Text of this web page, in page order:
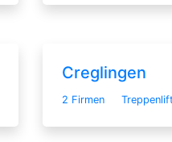
Creglingen
2 Firmen